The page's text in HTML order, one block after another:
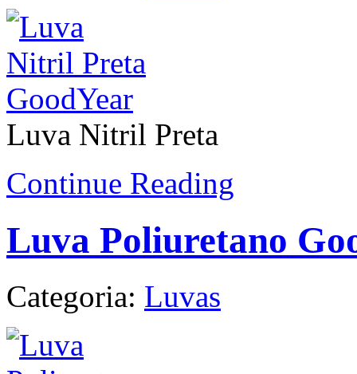
Luva Nitril Preta
Continue Reading
Luva Poliuretano
Categoria: Luvas